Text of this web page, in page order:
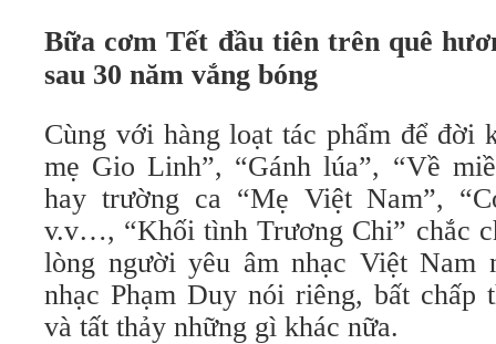
Bữa cơm Tết đầu tiên trên quê
sau 30 năm vắng bóng
Cùng với hàng loạt tác phẩm để đời
mẹ Gio Linh”, “Gánh lúa”, “Về
hay trường ca “Mẹ Việt Nam”,
v.v…, “Khối tình Trương Chi” chắc
lòng người yêu âm nhạc Việt Nam
nhạc Phạm Duy nói riêng, bất chấp
và tất thảy những gì khác nữa.